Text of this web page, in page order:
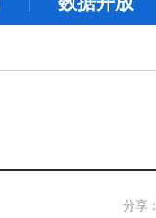
分享：